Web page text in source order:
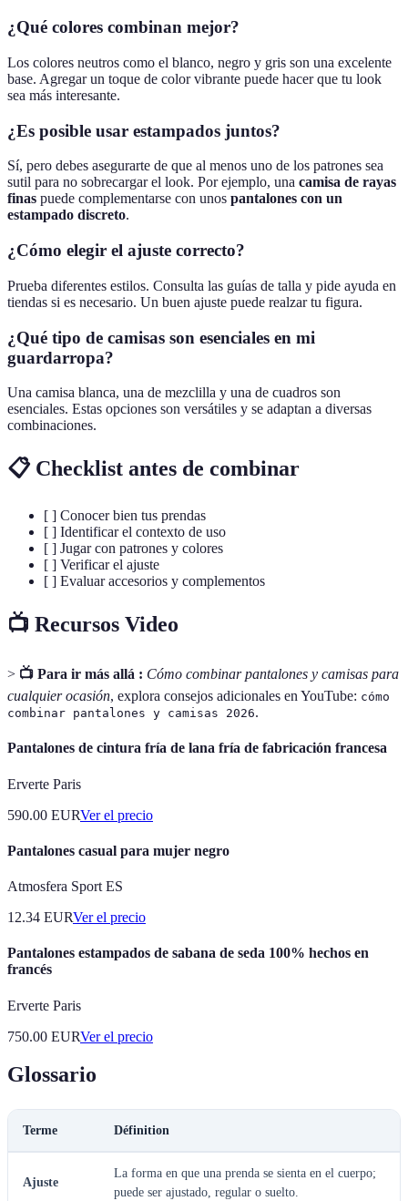
¿Qué colores combinan mejor?
Los colores neutros como el blanco, negro y gris son una excelente
base. Agregar un toque de color vibrante puede hacer que tu look
sea más interesante.
¿Es posible usar estampados juntos?
Sí, pero debes asegurarte de que al menos uno de los patrones sea
sutil para no sobrecargar el look. Por ejemplo, una camisa de rayas
finas puede complementarse con unos pantalones con un
estampado discreto.
¿Cómo elegir el ajuste correcto?
Prueba diferentes estilos. Consulta las guías de talla y pide ayuda en
tiendas si es necesario. Un buen ajuste puede realzar tu figura.
¿Qué tipo de camisas son esenciales en mi
guardarropa?
Una camisa blanca, una de mezclilla y una de cuadros son
esenciales. Estas opciones son versátiles y se adaptan a diversas
combinaciones.
📋 Checklist antes de combinar
[ ] Conocer bien tus prendas
[ ] Identificar el contexto de uso
[ ] Jugar con patrones y colores
[ ] Verificar el ajuste
[ ] Evaluar accesorios y complementos
📺 Recursos Video
> 📺 Para ir más allá : Cómo combinar pantalones y camisas para
cualquier ocasión, explora consejos adicionales en YouTube: cómo
combinar pantalones y camisas 2026.
Pantalones de cintura fría de lana fría de fabricación francesa
Erverte Paris
590.00 EURVer el precio
Pantalones casual para mujer negro
Atmosfera Sport ES
12.34 EURVer el precio
Pantalones estampados de sabana de seda 100% hechos en
francés
Erverte Paris
750.00 EURVer el precio
Glossario
Terme Définition
Ajuste
La forma en que una prenda se sienta en el cuerpo;
puede ser ajustado, regular o suelto.